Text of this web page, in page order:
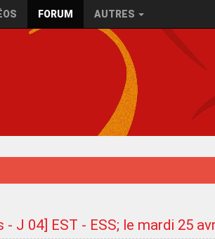
FORUM AUTRES
J 04] EST - ESS; le mardi 25